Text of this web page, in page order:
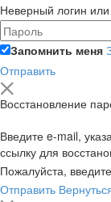
Неверный логин
Запомнить меня
Отправить
Восстановление
Введите e-mail,
ссылку для
Пожалуйста,
Отправить